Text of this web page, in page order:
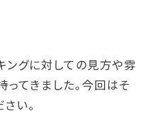
ングに対しての見方や雰
てきました。今回はそ
い。